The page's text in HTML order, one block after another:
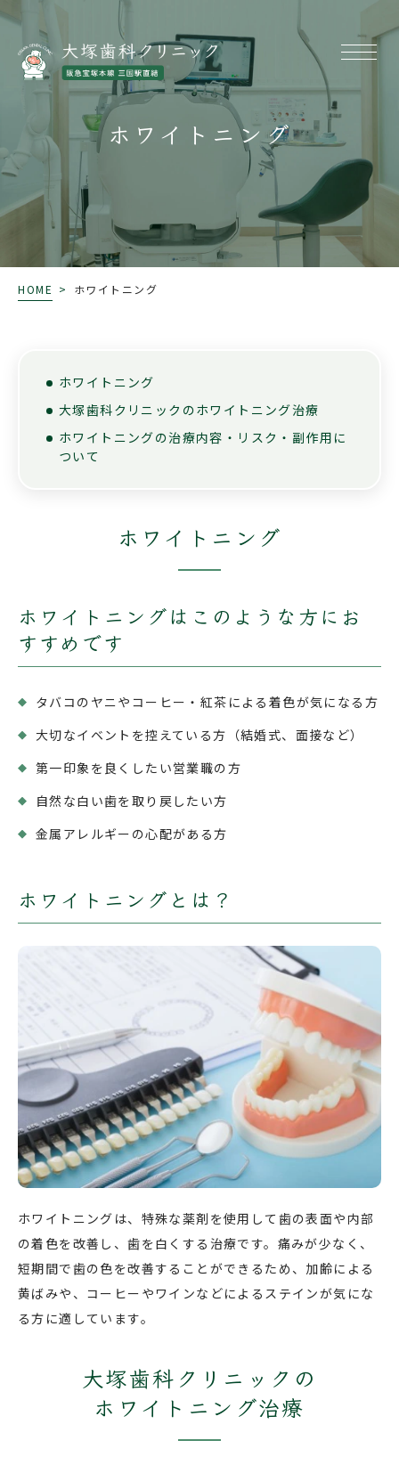
ホワイトニング
HOME > ホワイトニング
ホワイトニング
大塚歯科クリニックのホワイトニング治療
ホワイトニングの治療内容・リスク・ 副作用に
ついて
ホワイトニング
ホワイトニングはこのような方にお
すすめです
タバコのヤニやコーヒー・紅茶による着色が気になる方
大切なイベントを控えている方（結婚式、面接など）
第一印象を良くしたい営業職の方
自然な白い歯を取り戻したい方
金属アレルギーの心配がある方
ホワイトニングとは？
ホワイトニングは、特殊な薬剤を使用して歯の表面や内部
の着色を改善し、歯を白くする治療です。痛みが少なく、
短期間で歯の色を改善することができるため、加齢による
黄ばみや、コーヒーやワインなどによるステインが気にな
る方に適しています。
大塚歯科クリニックの
ホワイトニング治療